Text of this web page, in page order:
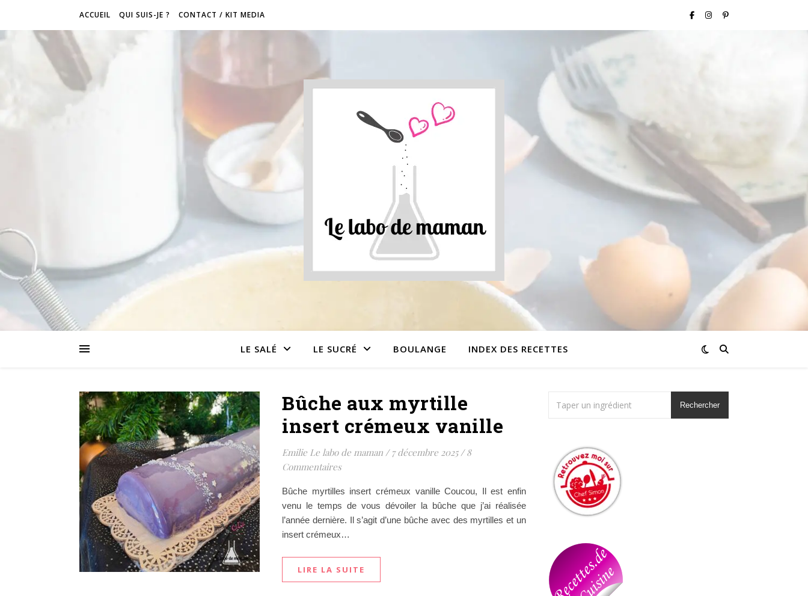
ACCUEIL QUI SUIS-JE ? CONTACT / KIT MEDIA
LE SALÉ LE SUCRÉ BOULANGE INDEX DES RECETTES
Bûche aux myrtille
insert crémeux vanille
Emilie Le labo de maman / 7 décembre 2025 / 8
Commentaires
Bûche myrtilles insert crémeux vanille Coucou, Il est enfin
venu le temps de vous dévoiler la bûche que j’ai réalisée
l’année dernière. Il s’agit d’une bûche avec des myrtilles et un
insert crémeux…
LIRE LA SUITE
Rechercher